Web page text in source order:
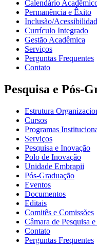
Calendário
Permanência e Êxito
Inclusão/
Currículo Integrado
Gestão Acadêmica
Serviços
Perguntas Frequentes
Contato
Pesquisa e Pós-
Estrutura
Cursos
Programas
Serviços
Pesquisa e Inovação
Polo de Inovação
Unidade Embrapii
Pós-Graduação
Eventos
Documentos
Editais
Comitês e Comissões
Câmara de Pesquisa
Contato
Perguntas Frequentes